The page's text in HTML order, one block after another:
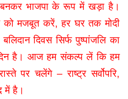
बनकर भाजपा के रूप में खड़ा है।
को मजबूत करें, हर घर तक मोदी
दिवस सिर्फ पुष्पांजलि का
है। आज हम संकल्प लें कि हम
पर चलेंगे – राष्ट्र सर्वोपरि,
में है।